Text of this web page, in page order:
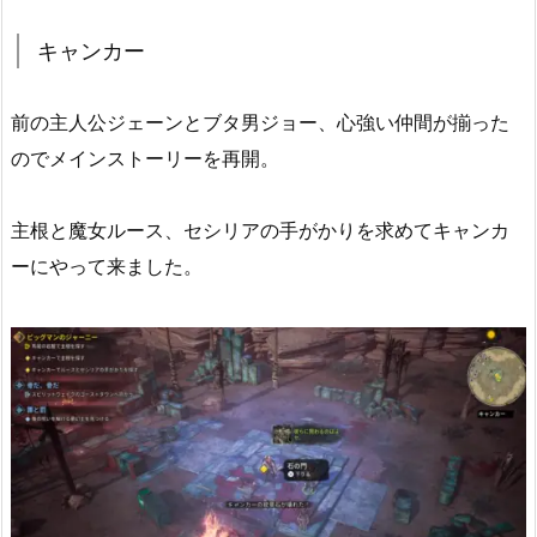
キャンカー
前の主人公ジェーンとブタ男ジョー、心強い仲間が揃った
のでメインストーリーを再開。
主根と魔女ルース、セシリアの手がかりを求めてキャンカ
ーにやって来ました。